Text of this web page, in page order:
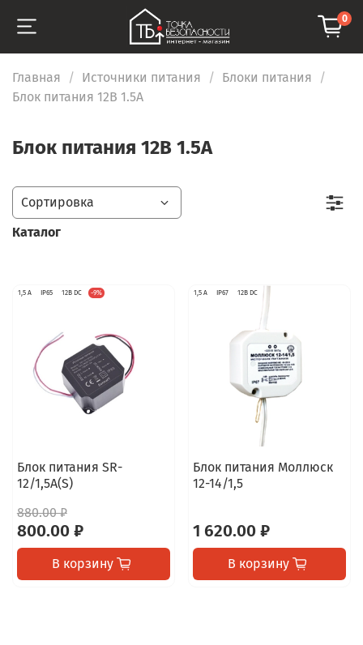
0
Главная Источники питания
Блоки питания
Блок питания 12В 1.5А
Блок питания 12В 1.5А
1,5 А IP65 12В DC -9%
Блок питания SR-
12/1,5A(S)
880.00 ₽
800.00 ₽
В корзину
1,5 А IP67 12В DC
Блок питания Моллюск
12-14/1,5
1 620.00 ₽
В корзину
Каталог